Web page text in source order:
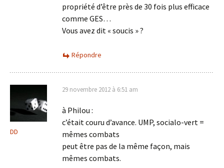
propriété d’être près de 30 fois plus efficace
comme GES…
Vous avez dit « soucis » ?
Répondre
DD
29 novembre 2012 à 6:51 am
à Philou :
c’était couru d’avance. UMP, socialo-vert =
mêmes combats
peut être pas de la même façon, mais
mêmes combats.